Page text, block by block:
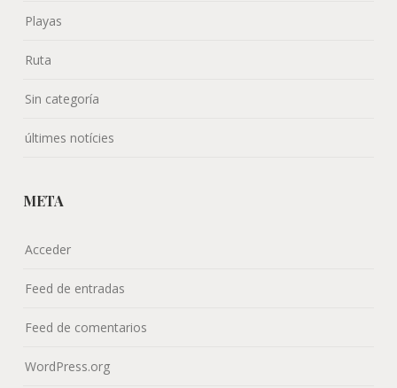
Playas
Ruta
Sin categoría
últimes notícies
META
Acceder
Feed de entradas
Feed de comentarios
WordPress.org